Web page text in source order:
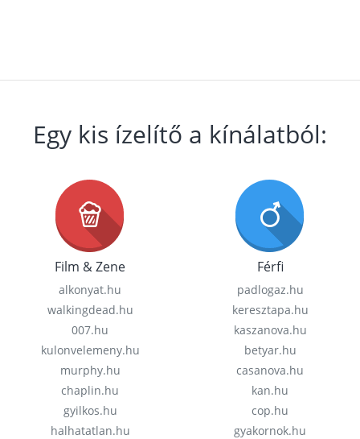
Egy kis ízelítő a kínálatból:
Film & Zene
alkonyat.hu
walkingdead.hu
007.hu
kulonvelemeny.hu
murphy.hu
chaplin.hu
gyilkos.hu
halhatatlan.hu
Férfi
padlogaz.hu
keresztapa.hu
kaszanova.hu
betyar.hu
casanova.hu
kan.hu
cop.hu
gyakornok.hu